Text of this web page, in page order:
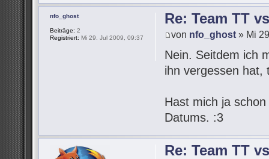
Re: Team TT
von nfo_ghost » Mi
Nein. Seitdem ich
ihn vergessen
Hast mich ja
Datums. :3
nfo_ghost
Beiträge: 2
Registriert: Mi 29. Jul 2009, 09:37
Re: Team TT